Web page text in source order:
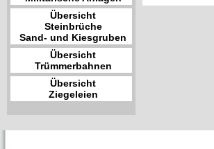
Übersicht
Steinbrüche
Sand- und Kiesgruben
Übersicht
Trümmerbahnen
Übersicht
Ziegeleien